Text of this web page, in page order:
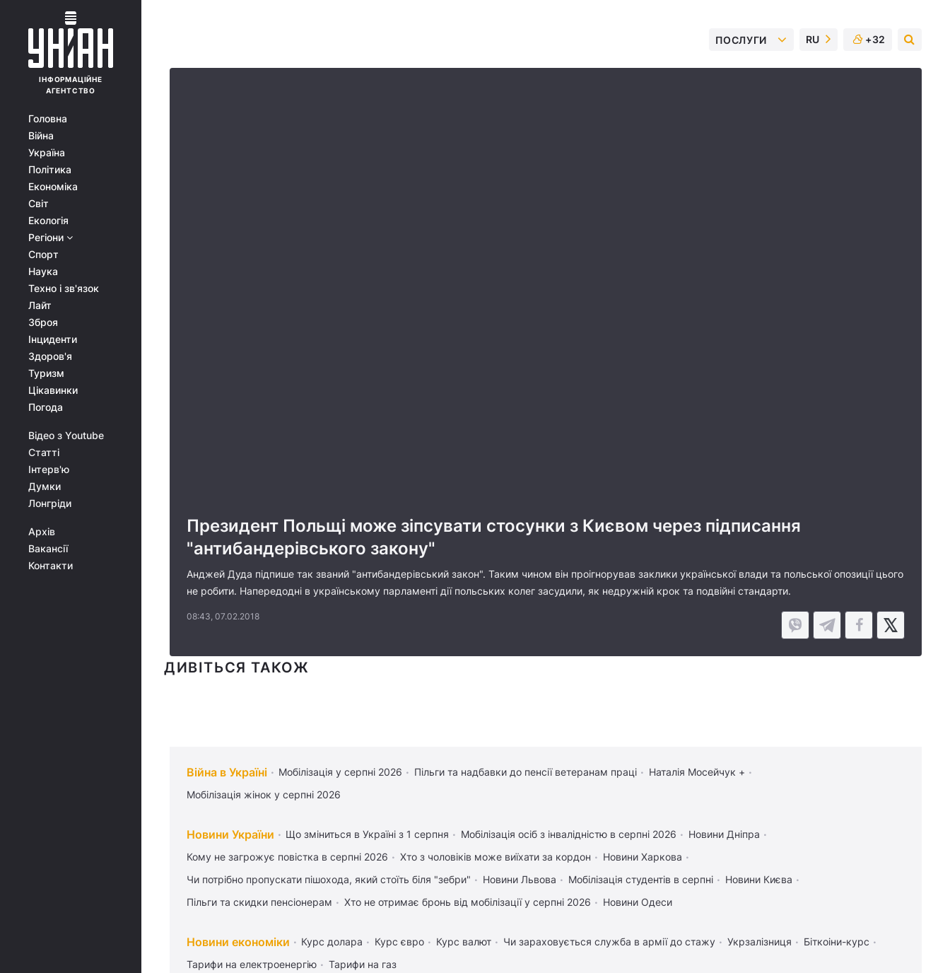
ІНФОРМАЦІЙНЕ
АГЕНТСТВО
Головна
Війна
Україна
Політика
Економіка
Світ
Екологія
Регіони
Спорт
Наука
Техно і зв'язок
Лайт
Зброя
Інциденти
Здоров'я
Туризм
Цікавинки
Погода
Відео з Youtube
Статті
Інтерв'ю
Думки
Лонгріди
Архів
Вакансії
Контакти
ПОСЛУГИ RU +32
Президент Польщі може зіпсувати стосунки з Києвом через підписання
"антибандерівського закону"
Анджей Дуда підпише так званий "антибандерівський закон". Таким чином він проігнорував заклики української влади та польської опозиції цього
не робити. Напередодні в українському парламенті дії польських колег засудили, як недружній крок та подвійні стандарти.
08:43, 07.02.2018
ДИВІТЬСЯ ТАКОЖ
Війна в Україні Мобілізація у серпні 2026 Пільги та надбавки до пенсії ветеранам праці
Наталія Мосейчук +
Мобілізація жінок у серпні 2026
Новини України Що зміниться в Україні з 1 серпня Мобілізація осіб з інвалідністю в серпні 2026
Новини Дніпра
Кому не загрожує повістка в серпні 2026
Хто з чоловіків може виїхати за кордон
Новини Харкова
Чи потрібно пропускати пішохода, який стоїть біля "зебри"
Новини Львова Мобілізація студентів в серпні
Новини Києва
Пільги та скидки пенсіонерам
Хто не отримає бронь від мобілізації у серпні 2026 Новини Одеси
Новини економіки Курс долара Курс євро Курс валют Чи зараховується служба в армії до стажу Укрзалізниця
Біткоіни-курс
Тарифи на електроенергію
Тарифи на газ